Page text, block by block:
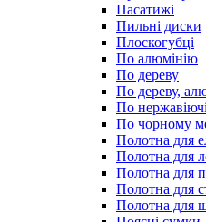
Пасатижі
Пильні диски
Плоскогубці
По алюмінію
По дереву
По дереву,
По
По чорному
Полотна для
Полотна для
Полотна для
Полотна для
Полотна для